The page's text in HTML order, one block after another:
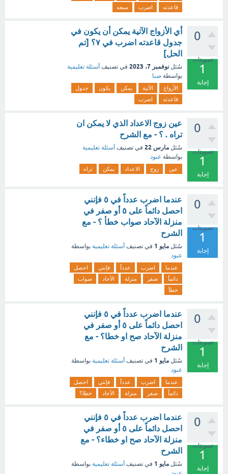
قاعدته
اضرب سبعه
0
تصويتات
1
إجابة
أي الأزواج الآتية يمكن أن يكون في
جدول قاعدته اضرب في ٧؟ [تم
الحل]
سُئل نوفمبر 7، 2023 في تصنيف أسئلة تعليمية
بواسطة صبا
الأزواج الآتية يمكن يكون
جدول
قاعدته
اضرب
0
تصويتات
1
إجابة
عين زوج الاعداد الذي لا يمكن ان
تراه . ؟ - مع الشرح
سُئل مارس 22 في تصنيف أسئلة تعليمية
بواسطة عبود
عين زوج الاعداد يمكن تراه
0
تصويتات
1
إجابة
عندما اضرب عدداً في ٥ فإنني
احصل دائماً على ٥ أو صفر في
منزلة الآحاد صواب خطأ ؟ - مع
الشرح
سُئل مايو 1 في تصنيف أسئلة تعليمية بواسطة
عبود
عندما اضرب عدداً فإنني
احصل
دائماً
صفر منزلة الآحاد
صواب
خطأ
0
تصويتات
1
إجابة
عندما اضرب عدداً في ٥ فإنني
احصل دائماً على ٥ أو صفر في
منزلة الآحاد صح او خطا؟ - مع
الشرح
سُئل مايو 1 في تصنيف أسئلة تعليمية بواسطة
عبود
عندما اضرب عدداً فإنني
احصل
دائماً
صفر منزلة الآحاد خطا؟
0
تصويتات
1
إجابة
عندما اضرب عدداً في ٥ فإنني
احصل دائماً على ٥ أو صفر في
منزلة الآحاد صح او خطاء؟ - مع
الشرح
سُئل مايو 1 في تصنيف أسئلة تعليمية بواسطة